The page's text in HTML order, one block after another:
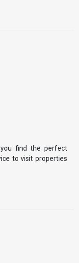
find the perfect
to visit properties